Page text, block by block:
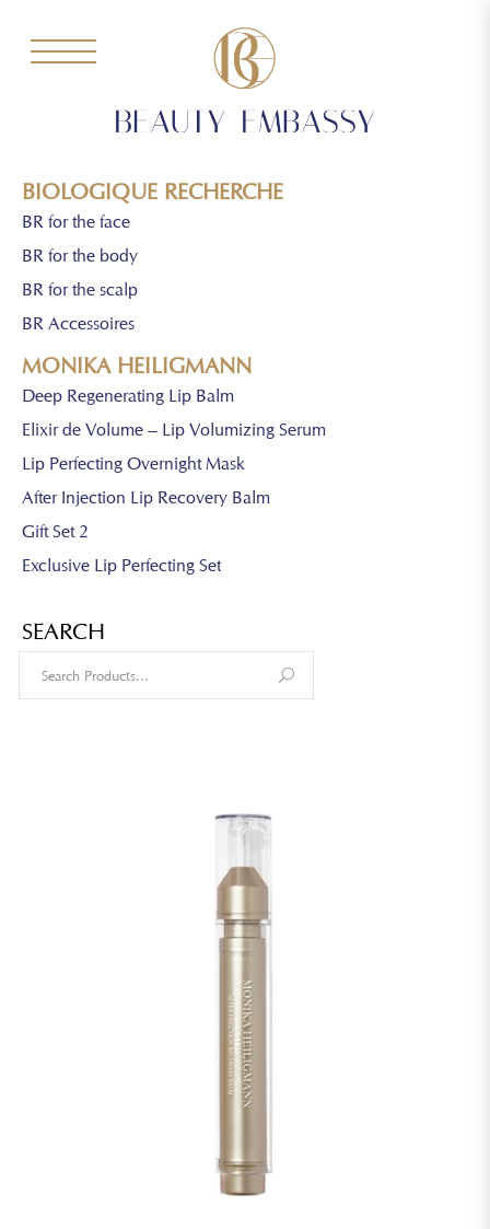
BIOLOGIQUE RECHERCHE
BR for the face
BR for the body
BR for the scalp
BR Accessoires
MONIKA HEILIGMANN
Deep Regenerating Lip Balm
Elixir de Volume – Lip Volumizing Serum
Lip Perfecting Overnight Mask
After Injection Lip Recovery Balm
Gift Set 2
Exclusive Lip Perfecting Set
SEARCH
for: